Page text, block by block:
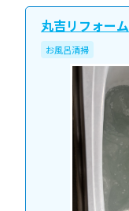
丸吉リフォーム
お風呂清掃